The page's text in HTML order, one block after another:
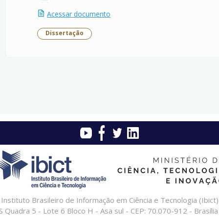
Acessar documento
Dissertação
Instituto Brasileiro de Informação em Ciência e Tecnologia (Ibict)
Quadra 5 - Lote 6 Bloco H - Asa sul - CEP: 70.070-912 -